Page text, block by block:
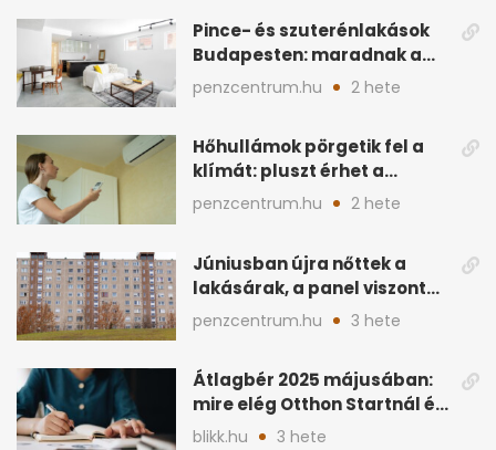
Pince- és szuterénlakások
Budapesten: maradnak a
szigorú szabályok
penzcentrum.hu 2 hete
Hőhullámok pörgetik fel a
klímát: pluszt érhet a
lakásban a hűtés
penzcentrum.hu 2 hete
Júniusban újra nőttek a
lakásárak, a panel viszont
lemaradt
penzcentrum.hu 3 hete
Átlagbér 2025 májusában:
mire elég Otthon Startnál és
hitelnél?
blikk.hu 3 hete